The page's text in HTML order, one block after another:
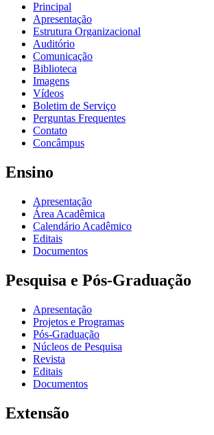
Principal
Apresentação
Estrutura Organizacional
Auditório
Comunicação
Biblioteca
Imagens
Vídeos
Boletim de Serviço
Perguntas Frequentes
Contato
Concâmpus
Ensino
Apresentação
Área Acadêmica
Calendário Acadêmico
Editais
Documentos
Pesquisa e Pós-Graduação
Apresentação
Projetos e Programas
Pós-Graduação
Núcleos de Pesquisa
Revista
Editais
Documentos
Extensão